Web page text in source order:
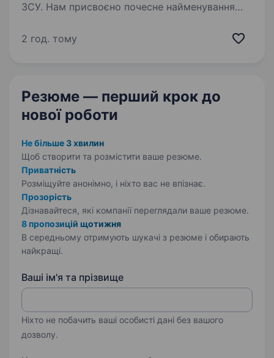
ЗСУ. Нам присвоєно почесне найменування
за мужність, професіоналізм і вірність присязі.
2 год. тому
Резюме — перший крок до
нової роботи
Не більше 3 хвилин
Щоб створити та розмістити ваше резюме.
Приватність
Розміщуйте анонімно, і ніхто вас не впізнає.
Прозорість
Дізнавайтеся, які компанії переглядали ваше резюме.
8 пропозицій щотижня
В середньому отримують шукачі з резюме і обирають
найкращі.
Ваші ім'я та прізвище
Ніхто не побачить ваші особисті дані без вашого
дозволу.